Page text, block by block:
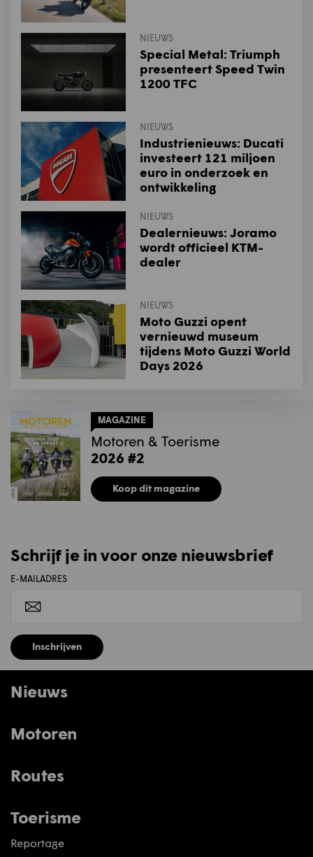
NIEUWS
Special Metal: Triumph
presenteert Speed Twin
1200 TFC
NIEUWS
Industrienieuws: Ducati
investeert 121 miljoen
euro in onderzoek en
ontwikkeling
NIEUWS
Dealernieuws: Joramo
wordt officieel KTM-
dealer
NIEUWS
Moto Guzzi opent
vernieuwd museum
tijdens Moto Guzzi World
Days 2026
MAGAZINE
Motoren & Toerisme
2026 #2
Koop dit magazine
Schrijf je in voor onze nieuwsbrief
E-MAILADRES
Inschrijven
Nieuws
Motoren
Routes
Toerisme
Reportage